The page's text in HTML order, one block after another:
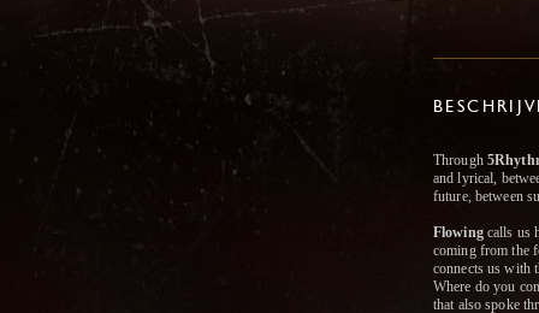
Through
and lyrical,
future, between
Flowingcalls us
coming from the
connects us with
Where do you
that also spoke